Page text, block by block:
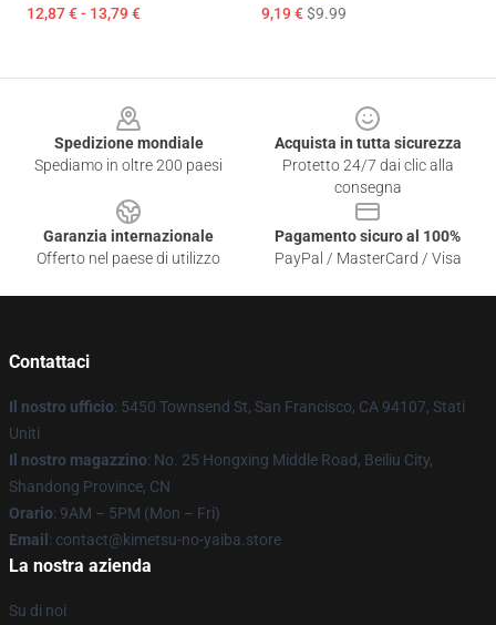
12,87 € - 13,79 € 9,19 €$9.99
Spedizione mondiale
Spediamo in oltre 200 paesi
Acquista in tutta sicurezza
Protetto 24/7 dai clic alla
consegna
Garanzia internazionale
Offerto nel paese di utilizzo
Pagamento sicuro al 100%
PayPal / MasterCard / Visa
Contattaci
Il nostro ufficio: 5450 Townsend St, San Francisco, CA 94107, Stati
Uniti
Il nostro magazzino: No. 25 Hongxing Middle Road, Beiliu City,
Shandong Province, CN
Orario: 9AM – 5PM (Mon – Fri)
Email : contact@kimetsu-no-yaiba.store
La nostra azienda
Su di noi